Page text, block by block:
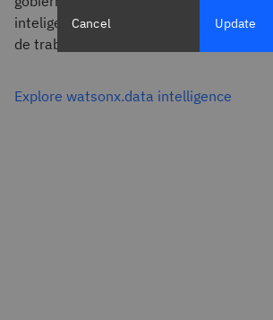
inteligencia consciente de las políticas a
de trabajo de DataOps
Explore watsonx.data intelligence
Cancel Update